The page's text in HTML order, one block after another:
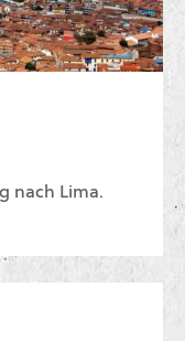
nach Lima.